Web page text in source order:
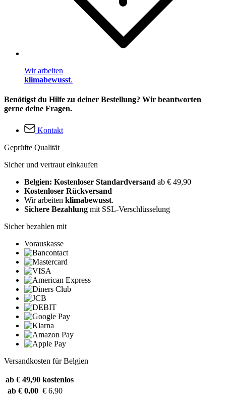
Wir arbeiten
klimabewusst.
Benötigst du Hilfe zu deiner Bestellung? Wir beantworten
gerne deine Fragen.
Kontakt
Geprüfte Qualität
Sicher und vertraut einkaufen
Belgien: Kostenloser Standardversand ab € 49,90
Kostenloser Rückversand
Wir arbeiten klimabewusst.
Sichere Bezahlung mit SSL-Verschlüsselung
Sicher bezahlen mit
Vorauskasse
Versandkosten für Belgien
ab € 49,90 kostenlos
ab € 0,00 € 6,90